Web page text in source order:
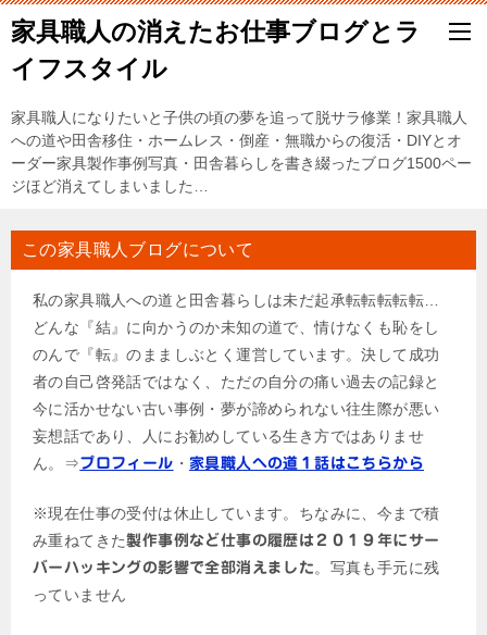
家具職人の消えたお仕事ブログとラ
イフスタイル
家具職人になりたいと子供の頃の夢を追って脱サラ修業！家具職人
への道や田舎移住・ホームレス・倒産・無職からの復活・DIYとオ
ーダー家具製作事例写真・田舎暮らしを書き綴ったブログ1500ペー
ジほど消えてしまいました…
この家具職人ブログについて
私の家具職人への道と田舎暮らしは未だ起承転転転転転…
どんな『結』に向かうのか未知の道で、情けなくも恥をし
のんで『転』のまましぶとく運営しています。決して成功
者の自己啓発話ではなく、ただの自分の痛い過去の記録と
今に活かせない古い事例・夢が諦められない往生際が悪い
妄想話であり、人にお勧めしている生き方ではありませ
ん。⇒プロフィール ・家具職人への道１話はこちらから
※現在仕事の受付は休止しています。ちなみに、今まで積
み重ねてきた製作事例など仕事の履歴は２０１９年にサー
バーハッキングの影響で全部消えました 。写真も手元に残
っていません